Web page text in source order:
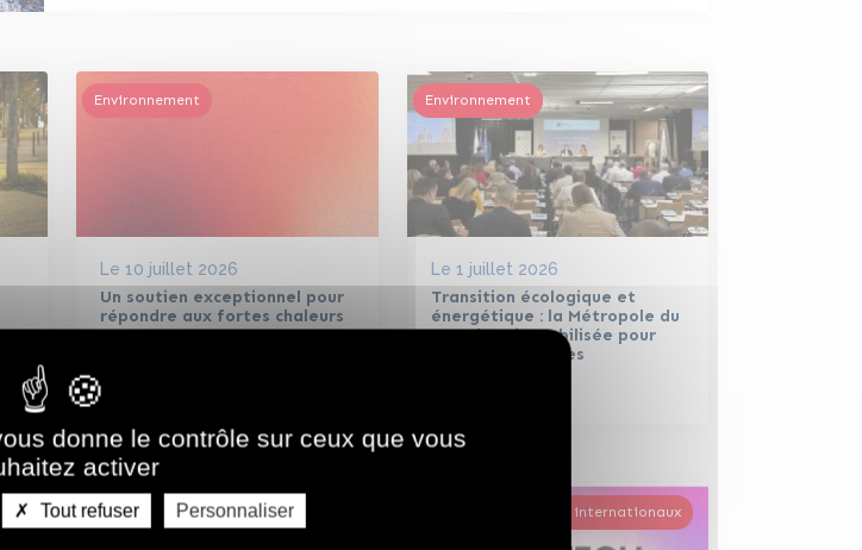
Un soutien exceptionnel pour
répondre aux fortes chaleurs
Le 10 juillet 2026
Environnement
Transition écologique et
énergétique : la Métropole du
Grand Paris mobilisée pour
ses 130 communes
Le 1 juillet 2026
Environnement
Jeux de Paris 2024 et Sports Salons nationaux et internationaux
donne le contrôle sur ceux que vous
activer
Tout refuser Personnaliser